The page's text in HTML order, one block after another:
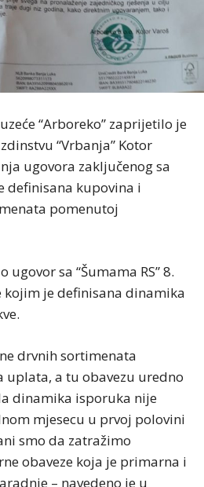
“Arboreko” zaprijetilo je
“Vrbanja” Kotor
ugovora zaključenog sa
definisana kupovina i
pomenutoj
ugovor sa “Šumama RS” 8.
kojim je definisana dinamika
drvnih sortimenata
uplata, a tu obavezu uredno
dinamika isporuka nije
mjesecu u prvoj polovini
smo da zatražimo
obaveze koja je primarna i
– navedeno je u